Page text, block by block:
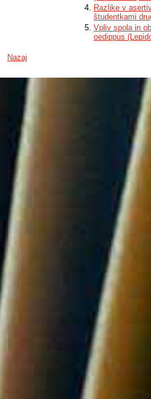
Razlike v
študentkami
Vpliv spola in
oedippus
Nazaj